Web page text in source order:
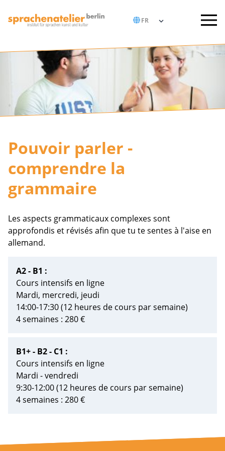
Pouvoir parler -
comprendre la
grammaire
Les aspects grammaticaux complexes sont
approfondis et révisés afin que tu te sentes à l'aise en
allemand.
A2 - B1 :
Cours intensifs en ligne
Mardi, mercredi, jeudi
14:00-17:30 (12 heures de cours par semaine)
4 semaines : 280 €
B1+ - B2 - C1 :
Cours intensifs en ligne
Mardi - vendredi
9:30-12:00 (12 heures de cours par semaine)
4 semaines : 280 €